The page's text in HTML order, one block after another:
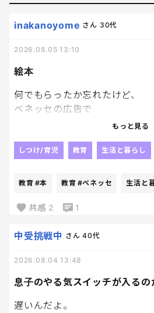
絵本
inakanoyome さん 30代
2026.08.05 13:10
何でもらったか忘れたけど、
ベネッセの広告で
どうせぺらっぺらの本が届くん
絵本大好き人間の長男にと、
ちょっと想定外にちゃんとした
ていうか普通の本！
Ｗ抽選付のものだったんだけど、
あまりにちゃんとした本届いた
もっと見る
しつけ/育児 教育 生活と暮らし
教育 #本 教育 #ベネッセ 生活と
共感 2 1
息子のやる気スイッチが入るの
中受挑戦中 さん 40代
2026.08.04 13:48
遅いんだよ。